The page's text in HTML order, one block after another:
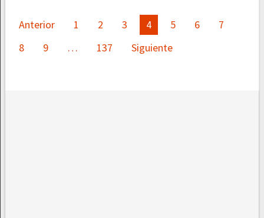
Paginación
de
Anterior 1 2 3 4 5 6
7
8
9 … 137 Siguiente